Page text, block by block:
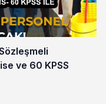
ve 60 KPSS